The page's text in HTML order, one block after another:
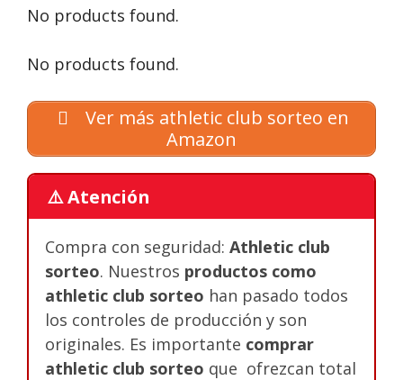
No products found.
No products found.
Ver más athletic club sorteo en
Amazon
⚠️ Atención
Compra con seguridad: Athletic club
sorteo. Nuestros productos como
athletic club sorteo han pasado todos
los controles de producción y son
originales. Es importante comprar
athletic club sorteo que ofrezcan total